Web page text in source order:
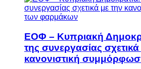
ΕΟΦ – Κυπριακή
της συνεργασίας
κανονιστική